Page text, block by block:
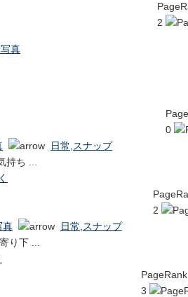
2
真
0
日常,スナップ
ち ...
2
真
日常,スナップ
り下 ...
PageRank
3